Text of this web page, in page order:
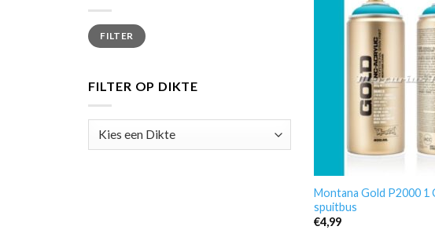
Min.
prijs
Max.
prijsFILTER
FILTER OP DIKTE
Montana Gold P2000 1
spuitbus
€4,99